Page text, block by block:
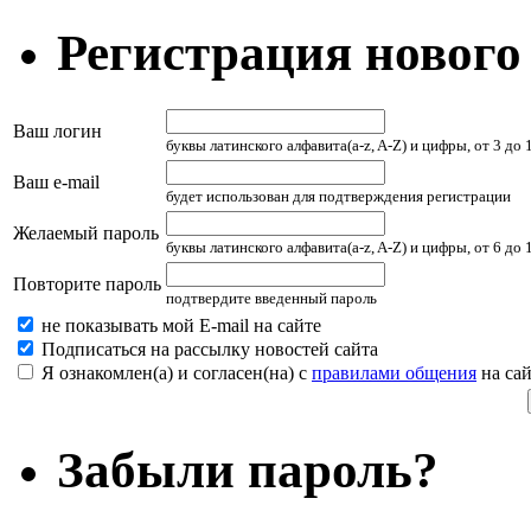
Регистрация
Ваш логин
буквы латинского алфавита(a-z, A-Z) и цифры, от 3 до
Ваш e-mail
будет использован для подтверждения регистрации
Желаемый пароль
буквы латинского алфавита(a-z, A-Z) и цифры, от 6 до
Повторите пароль
подтвердите введенный пароль
не показывать мой E-mail на сайте
Подписаться на рассылку новостей сайта
Я ознакомлен(а) и согласен(на) с правилами общения на
Забыли пароль?